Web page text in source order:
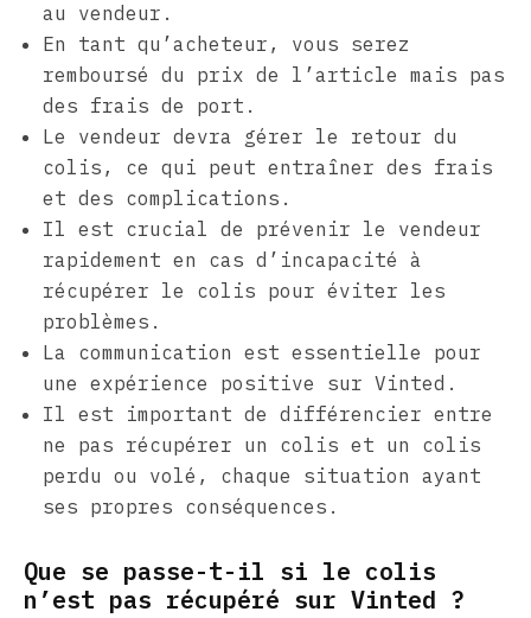
au vendeur.
En tant qu’acheteur, vous serez
remboursé du prix de l’article mais pas
des frais de port.
Le vendeur devra gérer le retour du
colis, ce qui peut entraîner des frais
et des complications.
Il est crucial de prévenir le vendeur
rapidement en cas d’incapacité à
récupérer le colis pour éviter les
problèmes.
La communication est essentielle pour
une expérience positive sur Vinted.
Il est important de différencier entre
ne pas récupérer un colis et un colis
perdu ou volé, chaque situation ayant
ses propres conséquences.
Que se passe-t-il si le colis
n’est pas récupéré sur Vinted ?